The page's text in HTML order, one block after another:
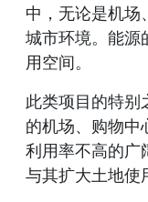
中，无论是机场
城市环境。能源
用空间。
此类项目的特别
的机场、购物中
利用率不高的广
与其扩大土地使